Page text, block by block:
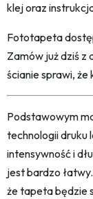
klej oraz
Fototapeta
Zamów już dziś z
ścianie sprawi,
Podstawowym
technologii druku
intensywność i
jest bardzo
że tapeta będzie